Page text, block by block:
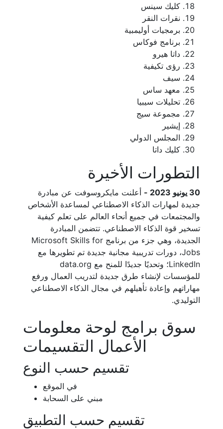
كليك سينس
نقرات النقر
برمجيات أوليمبية
برنامج فوكاس
داتا هيرو
رؤى تكيفية
سيف
معهد ساس
تحليلات سيبيا
مجموعة سيج
إيشير
المجلس الدولي
كليك داتا
التطورات الأخيرة
30 يونيو 2023 -
أعلنت مايكروسوفت عن مبادرة
جديدة لمهارات الذكاء الاصطناعي لمساعدة الأشخاص
والمجتمعات في جميع أنحاء العالم على تعلم كيفية
تسخير قوة الذكاء الاصطناعي. تتضمن المبادرة
الجديدة، وهي جزء من برنامج Microsoft Skills for
Jobs، دورات تدريبية مجانية جديدة تم تطويرها مع
LinkedIn؛ وتحديًا جديدًا للمنح مع data.org
للمؤسسات لإنشاء طرق جديدة لتدريب العمال ورفع
مهاراتهم وإعادة تأهيلهم في مجال الذكاء الاصطناعي
التوليدي.
سوق برامج لوحة معلومات
الأعمال التقسيمات
تقسيم حسب النوع
في الموقع
مبني على السحابة
تقسيم حسب التطبيق